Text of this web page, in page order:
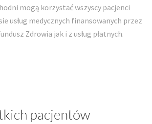
mogą korzystać wszyscy pacjenci
usług medycznych finansowanych przez
Zdrowia jak i z usług płatnych.
pacjentów